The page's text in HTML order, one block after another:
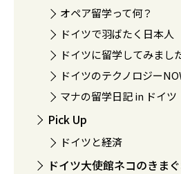
オペア留学って何？
ドイツで羽ばたく日本人
ドイツに留学してみま
ドイツのテクノロジー
マナの留学日記 in ドイツ
Pick Up
ドイツと経済
ドイツ大使館ネコのきま